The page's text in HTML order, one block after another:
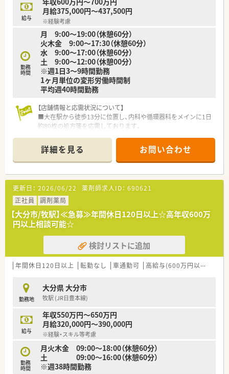
給与
月給375,000円～437,500円
※経験考慮
勤務
時間
月 9:00～19:00（休憩60分）
火木金 9:00～17:30（休憩60分）
水 9:00～17:00（休憩60分）
土 9:00～12:00（休憩00分）
※週1日3～9時間勤務
1ヶ月単位の変形労働時間制
平均週40時間勤務
【店舗情報と応需状況について】
■大在駅から徒歩13分に位置し、内科や循環器科をメインに1日
約80枚の処方箋を応需しております。
年齢層の患者様が来局される店舗です。
■循環器専門医2名体制のクリニックに隣接しており、一包化は
少なめで1200品目ほど扱います。
【法人特徴について】
■大分市内に3店舗を展開しており、一人あたりの業務負担が重
くならないよう人員を整えています。
■従業員が働きやすい環境作りを最優先に考えている法人で
す。
■頑張った分だけ給与に還元される明確な評価制度があり、社員
のモチベーションが高い職場です。
【求人情報について】
■予定年収は600万円から700万円と高水準で、これまでの経験
■年間休日は114日確保されており、夏季休暇や年末年始休暇も
充実しているためリフレッシュ可能です。
■転勤の心配がない正社員採用ですので、大分の地で腰を据えて
長く働きたい方に最適な募集内容です。
詳細を見る お問い合わせ
更新日： 2026/06/22 薬剤師求人ID： 690621
正社員
調剤薬局
【大分市/牧駅】≪急募≫年間休日120日以上☆高年収600万
円以上相談可能☆
検討リストに追加
年間休日120日以上 転勤なし 車通勤可 高給与(600万円以上)
勤務地
大分県 大分市
牧駅 (JR日豊本線)
給与
年収550万円～650万円
月給320,000円～390,000円
※経験・スキル等考慮
勤務
時間
月火木金 09:00～18:00（休憩60分）
土 09:00～16:00（休憩60分）
※週38時間勤務